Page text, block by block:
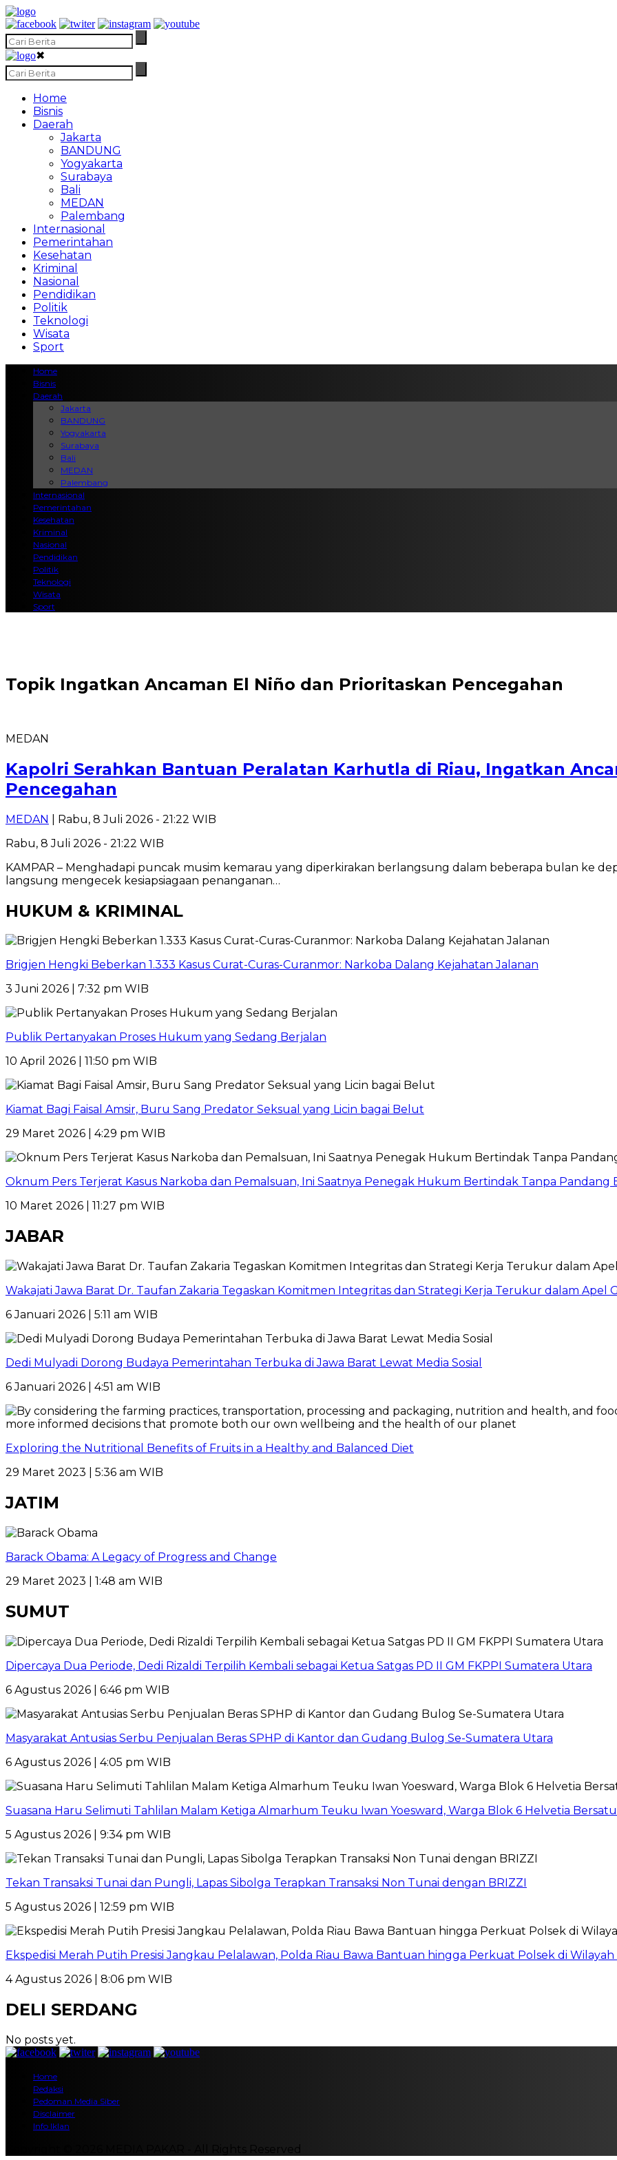
✖
Home
Bisnis
Daerah
Jakarta
BANDUNG
Yogyakarta
Surabaya
Bali
MEDAN
Palembang
Internasional
Pemerintahan
Kesehatan
Kriminal
Nasional
Pendidikan
Politik
Teknologi
Wisata
Sport
Home
Bisnis
Daerah
Jakarta
BANDUNG
Yogyakarta
Surabaya
Bali
MEDAN
Palembang
Internasional
Pemerintahan
Kesehatan
Kriminal
Nasional
Pendidikan
Politik
Teknologi
Wisata
Sport
Topik Ingatkan Ancaman El Niño dan Prioritaskan Pencegahan
MEDAN
Kapolri Serahkan Bantuan Peralatan Karhutla di Riau, Ingatkan
Pencegahan
MEDAN
| Rabu, 8 Juli 2026 - 21:22 WIB
Rabu, 8 Juli 2026 - 21:22 WIB
KAMPAR – Menghadapi puncak musim kemarau yang diperkirakan berlangsung dalam beberapa bulan ke
langsung mengecek kesiapsiagaan penanganan…
HUKUM & KRIMINAL
Brigjen Hengki Beberkan 1.333 Kasus Curat-Curas-Curanmor: Narkoba Dalang Kejahatan Jalanan
3 Juni 2026 | 7:32 pm WIB
Publik Pertanyakan Proses Hukum yang Sedang Berjalan
10 April 2026 | 11:50 pm WIB
Kiamat Bagi Faisal Amsir, Buru Sang Predator Seksual yang Licin bagai Belut
29 Maret 2026 | 4:29 pm WIB
Oknum Pers Terjerat Kasus Narkoba dan Pemalsuan, Ini Saatnya Penegak Hukum Bertindak Tanpa Pandang
10 Maret 2026 | 11:27 pm WIB
JABAR
Wakajati Jawa Barat Dr. Taufan Zakaria Tegaskan Komitmen Integritas dan Strategi Kerja Terukur dalam Apel
6 Januari 2026 | 5:11 am WIB
Dedi Mulyadi Dorong Budaya Pemerintahan Terbuka di Jawa Barat Lewat Media Sosial
6 Januari 2026 | 4:51 am WIB
Exploring the Nutritional Benefits of Fruits in a Healthy and Balanced Diet
29 Maret 2023 | 5:36 am WIB
JATIM
Barack Obama: A Legacy of Progress and Change
29 Maret 2023 | 1:48 am WIB
SUMUT
Dipercaya Dua Periode, Dedi Rizaldi Terpilih Kembali sebagai Ketua Satgas PD II GM FKPPI Sumatera Utara
6 Agustus 2026 | 6:46 pm WIB
Masyarakat Antusias Serbu Penjualan Beras SPHP di Kantor dan Gudang Bulog Se-Sumatera Utara
6 Agustus 2026 | 4:05 pm WIB
Suasana Haru Selimuti Tahlilan Malam Ketiga Almarhum Teuku Iwan Yoesward, Warga Blok 6 Helvetia
5 Agustus 2026 | 9:34 pm WIB
Tekan Transaksi Tunai dan Pungli, Lapas Sibolga Terapkan Transaksi Non Tunai dengan BRIZZI
5 Agustus 2026 | 12:59 pm WIB
Ekspedisi Merah Putih Presisi Jangkau Pelalawan, Polda Riau Bawa Bantuan hingga Perkuat Polsek di
4 Agustus 2026 | 8:06 pm WIB
DELI SERDANG
No posts yet.
Home
Redaksi
Pedoman Media Siber
Disclaimer
Info Iklan
Copyright © 2026 MEDIA PAKAR - All Rights Reserved